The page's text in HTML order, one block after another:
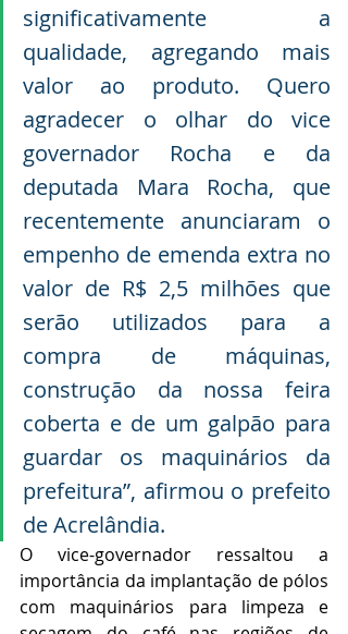
significativamente a
qualidade, agregando mais
valor ao produto. Quero
agradecer o olhar do vice
governador Rocha e da
deputada Mara Rocha, que
recentemente anunciaram o
empenho de emenda extra no
valor de R$ 2,5 milhões que
serão utilizados para a
compra de máquinas,
construção da nossa feira
coberta e de um galpão para
guardar os maquinários da
prefeitura”, afirmou o prefeito
de Acrelândia.
O vice-governador ressaltou a
importância da implantação de pólos
com maquinários para limpeza e